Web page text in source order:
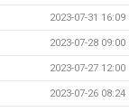
2023-07-31 16:09
2023-07-28 09:00
2023-07-27 12:00
2023-07-26 08:24